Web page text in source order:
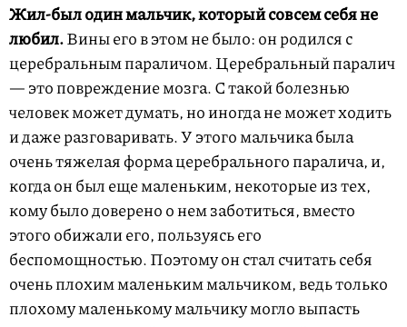
Жил-был один мальчик, который совсем себя не
любил.Вины его в этом не было: он родился с
церебральным параличом. Церебральный паралич
— это повреждение мозга. С такой болезнью
человек может думать, но иногда не может ходить
и даже разговаривать. У этого мальчика была
очень тяжелая форма церебрального паралича, и,
когда он был еще маленьким, некоторые из тех,
кому было доверено о нем заботиться, вместо
этого обижали его, пользуясь его
беспомощностью. Поэтому он стал считать себя
очень плохим маленьким мальчиком, ведь только
плохому маленькому мальчику могло выпасть